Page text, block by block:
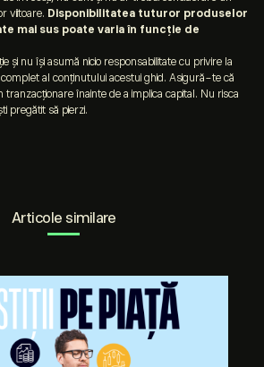
viitoare. Disponibilitatea tuturor produselor
mai sus poate varia în funcție de
și nu își asumă nicio responsabilitate cu privire la
al conținutului acestui ghid. Asigură-te că
tranzacționare înainte de a implica capital. Nu risca
pregătit să pierzi.
Articole similare